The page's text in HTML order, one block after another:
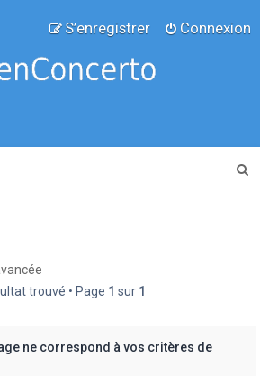
Connexion
S’enregistrer
trouvé • Page 1 sur 1
ne correspond à vos critères de